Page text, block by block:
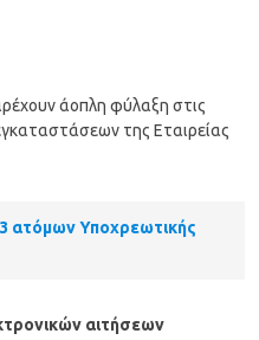
άοπλη φύλαξη στις
της Εταιρείας
ατόμων Υποχρεωτικής
αιτήσεων